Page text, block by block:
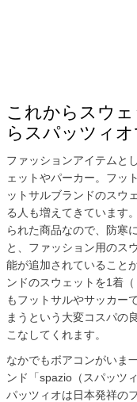
これからスウ
らスパッツィオ
ファッションアイテムと
ェットやパーカー。フッ
ットサルブランドのスウ
る人も増えてきています
られた商品なので、防寒
と、ファッション用のス
能が追加されていること
ンドのスウェットを1着
もフットサルやサッカー
まうという大変コスパの
こなしてくれます。
なかでもボアコンがいま
ンド「spazio（スパッツ
パッツィオは日本発祥の